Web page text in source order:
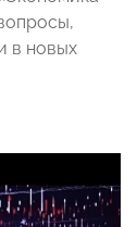
в новых